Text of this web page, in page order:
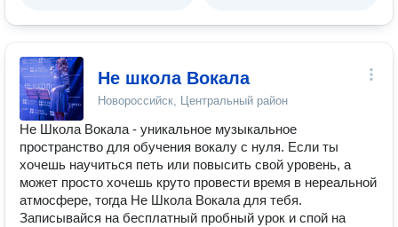
Не школа Вокала
Новороссийск, Центральный район
Не Школа Вокала - уникальное музыкальное
пространство для обучения вокалу с нуля. Если ты
хочешь научиться петь или повысить свой уровень, а
может просто хочешь круто провести время в нереальной
атмосфере, тогда Не Школа Вокала для тебя.
Записывайся на бесплатный пробный урок и спой на